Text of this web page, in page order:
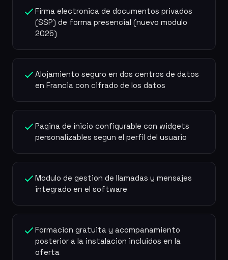
Firma electronica de documentos privados
(SSP) de forma presencial (nuevo modulo
2025)
Alojamiento seguro en dos centros de datos
en Francia con cifrado de los datos
Pagina de inicio configurable con widgets
personalizables segun el perfil del usuario
Modulo de gestion de llamadas y mensajes
integrado en el software
Formacion gratuita y acompanamiento
posterior a la instalacion incluidos en la
oferta